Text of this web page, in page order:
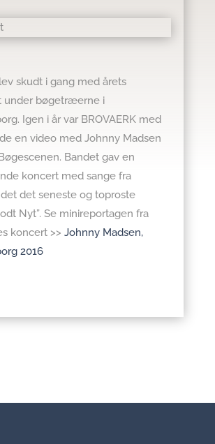
skudt i gang med årets
under bøgetræerne i
Igen i år var BROVAERK med
en video med Johnny Madsen
Bandet gav en
koncert med sange fra
det seneste og toproste
Nyt”. Se minireportagen fra
koncert >> Johnny Madsen,
2016